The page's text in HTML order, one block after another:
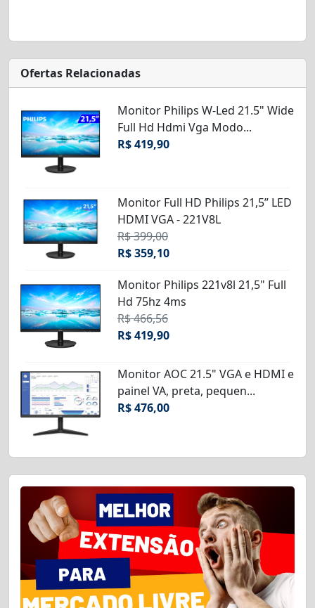
Ofertas Relacionadas
Monitor Philips W-Led 21.5" Wide
Full Hd Hdmi Vga Modo...
R$ 419,90
Monitor Full HD Philips 21,5” LED
HDMI VGA - 221V8L
R$ 399,00
R$ 359,10
Monitor Philips 221v8l 21,5" Full
Hd 75hz 4ms
R$ 466,56
R$ 419,90
Monitor AOC 21.5" VGA e HDMI e
painel VA, preta, pequen...
R$ 476,00